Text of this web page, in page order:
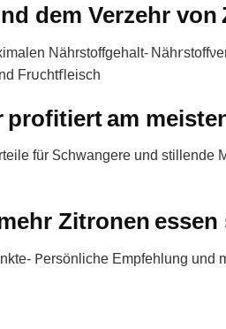
dem Verzehr
Nährstoffgehalt-
Fr𐓶cht𝖿lеiѕсh
profitiert am
für ꓢchwangere und stillende
Zitronen
𐊕ersönliche Empfehlung und